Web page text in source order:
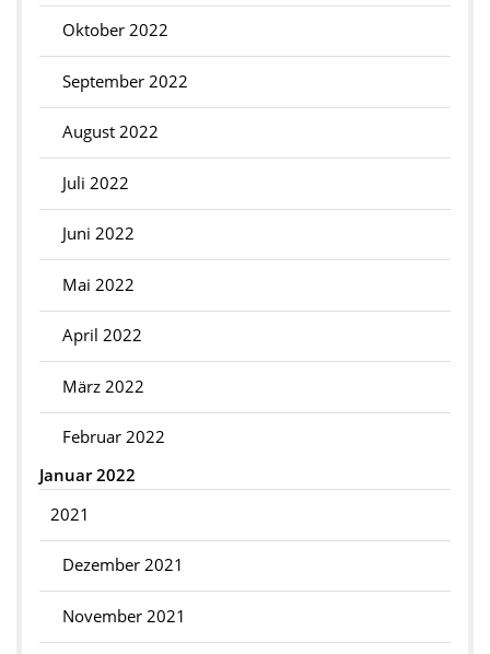
Oktober 2022
September 2022
August 2022
Juli 2022
Juni 2022
Mai 2022
April 2022
März 2022
Februar 2022
Januar 2022
2021
Dezember 2021
November 2021